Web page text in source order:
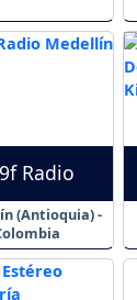
Radio
(Antioquia) -